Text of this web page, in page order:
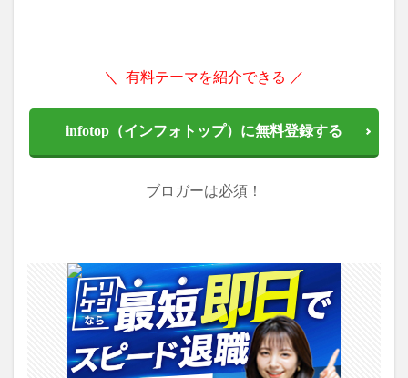
＼ 有料テーマを紹介できる ／
infotop（インフォトップ）に無料登録する
ブロガーは必須！